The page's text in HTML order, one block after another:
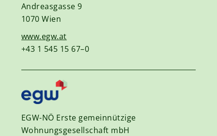
Andreasgasse 9
1070 Wien
www.egw.at
+43 1 545 15 67–0
EGW-NÖ Erste gemeinnützige
Wohnungsgesellschaft mbH